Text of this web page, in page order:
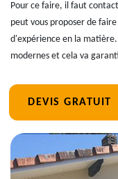
Pour ce faire, il faut
peut vous proposer de
d'expérience en la
modernes et cela va
DEVIS GRATUIT